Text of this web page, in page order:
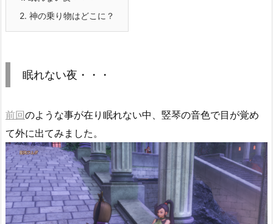
2. 神の乗り物はどこに？
眠れない夜・・・
前回のような事が在り眠れない中、竪琴の音色で目が覚め
て外に出てみました。